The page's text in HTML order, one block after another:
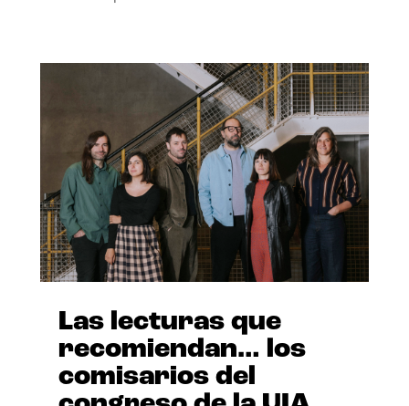
Las lecturas que
recomiendan… los
comisarios del